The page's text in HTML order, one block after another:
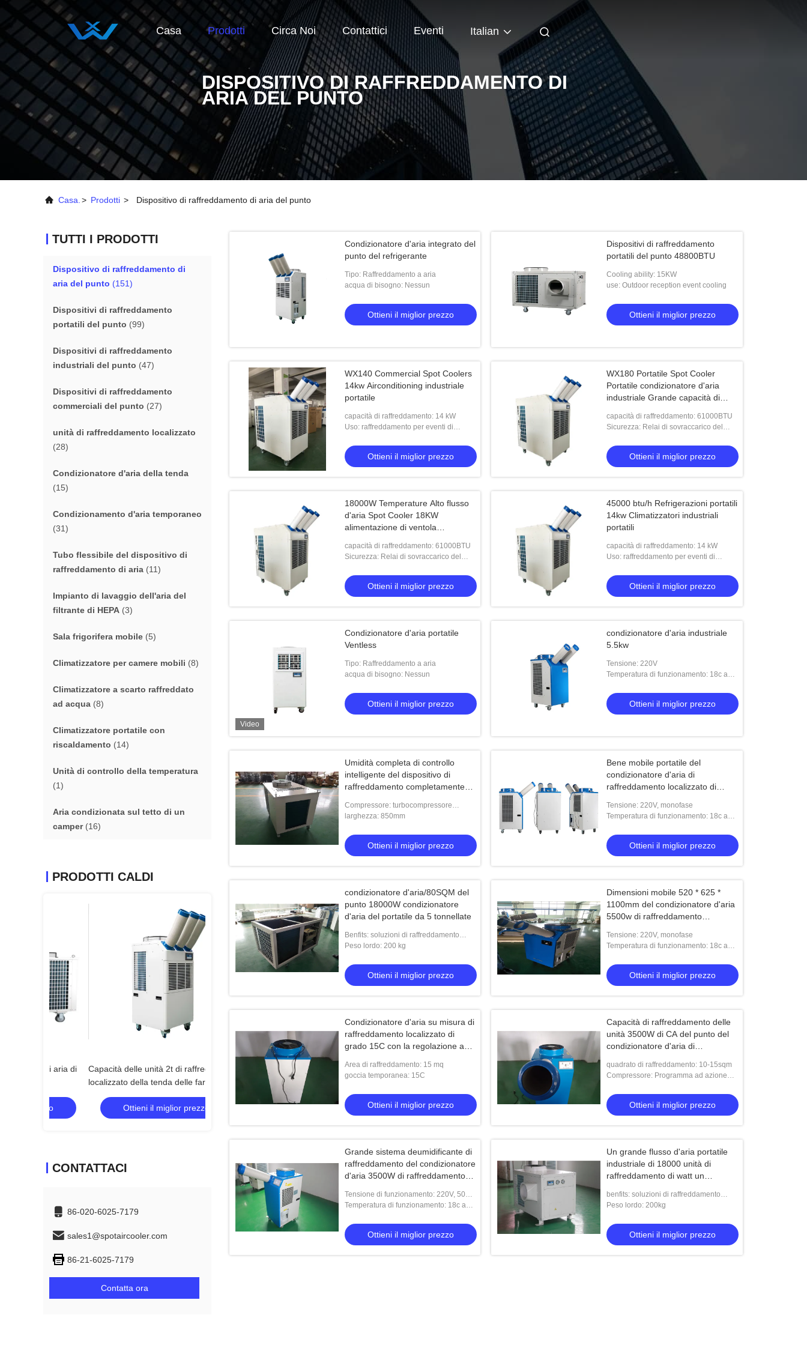
Casa Prodotti Circa Noi Contattici Eventi Italian
DISPOSITIVO DI RAFFREDDAMENTO DI
ARIA DEL PUNTO
Casa. > Prodotti > Dispositivo di raffreddamento di aria del punto
TUTTI I PRODOTTI
Dispositivo di raffreddamento di
aria del punto (151)
Dispositivi di raffreddamento
portatili del punto (99)
Dispositivi di raffreddamento
industriali del punto (47)
Dispositivi di raffreddamento
commerciali del punto (27)
unità di raffreddamento localizzato
(28)
Condizionatore d'aria della tenda
(15)
Condizionamento d'aria temporaneo
(31)
Tubo flessibile del dispositivo di
raffreddamento di aria (11)
Impianto di lavaggio dell'aria del
filtrante di HEPA (3)
Sala frigorifera mobile (5)
Climatizzatore per camere mobili (8)
Climatizzatore a scarto raffreddato
ad acqua (8)
Climatizzatore portatile con
riscaldamento (14)
Unità di controllo della temperatura
(1)
Aria condizionata sul tetto di un
camper(16)
PRODOTTI CALDI
Capacità delle unità 2t di raffreddamento
localizzato della tenda delle farmacie
3800m3/H
Ottieni il miglior prezzo
dispositivo di raffreddamento di aria di
raffreddamento del punto 2.5t
Capacità delle unità 2t di raffreddamento
localizzato della tenda delle farmacie
3800m3/H
Ottieni il miglior prezzo
CONTATTACI
86-020-6025-7179
sales1@spotaircooler.com
86-21-6025-7179
Contatta ora
Condizionatore d'aria integrato del
punto del refrigerante
Tipo: Raffreddamento a aria
acqua di bisogno: Nessun
Ottieni il miglior prezzo
Dispositivi di raffreddamento
portatili del punto 48800BTU
Cooling ability: 15KW
use: Outdoor reception event cooling
Ottieni il miglior prezzo
WX140 Commercial Spot Coolers
14kw Airconditioning industriale
portatile
capacità di raffreddamento: 14 kW
Uso: raffreddamento per eventi di
Ottieni il miglior prezzo
WX180 Portatile Spot Cooler
Portatile condizionatore d'aria
industriale Grande capacità di
capacità di raffreddamento: 61000BTU
Sicurezza: Relai di sovraccarico del
Ottieni il miglior prezzo
18000W Temperature Alto flusso
d'aria Spot Cooler 18KW
alimentazione di ventola
capacità di raffreddamento: 61000BTU
Sicurezza: Relai di sovraccarico del
Ottieni il miglior prezzo
45000 btu/h Refrigerazioni portatili
14kw Climatizzatori industriali
portatili
capacità di raffreddamento: 14 kW
Uso: raffreddamento per eventi di
Ottieni il miglior prezzo
Video
Condizionatore d'aria portatile
Ventless
Tipo: Raffreddamento a aria
acqua di bisogno: Nessun
Ottieni il miglior prezzo
condizionatore d'aria industriale
5.5kw
Tensione: 220V
Temperatura di funzionamento: 18c a
Ottieni il miglior prezzo
Umidità completa di controllo
intelligente del dispositivo di
raffreddamento completamente
regolabile
Compressore: turbocompressore
importato
larghezza: 850mm
Ottieni il miglior prezzo
Bene mobile portatile del
condizionatore d'aria di
raffreddamento localizzato di
Tensione: 220V, monofase
Temperatura di funzionamento: 18c a
Ottieni il miglior prezzo
condizionatore d'aria/80SQM del
punto 18000W condizionatore
d'aria del portatile da 5 tonnellate
Benfits: soluzioni di raffreddamento
temporanee
Peso lordo: 200 kg
Ottieni il miglior prezzo
Dimensioni mobile 520 * 625 *
1100mm del condizionatore d'aria
5500w di raffreddamento
Tensione: 220V, monofase
Temperatura di funzionamento: 18c a
Ottieni il miglior prezzo
Condizionatore d'aria su misura di
raffreddamento localizzato di
grado 15C con la regolazione ad
Area di raffreddamento: 15 mq
goccia temporanea: 15C
Ottieni il miglior prezzo
Capacità di raffreddamento delle
unità 3500W di CA del punto del
condizionatore d'aria di
dispositivi di sicurezza
quadrato di raffreddamento: 10-15sqm
Compressore: Programma ad azione
Ottieni il miglior prezzo
Grande sistema deumidificante di
raffreddamento del condizionatore
d'aria 3500W di raffreddamento
Tensione di funzionamento: 220V, 50HZ,
ha personalizzato
Temperatura di funzionamento: 18c a
Ottieni il miglior prezzo
Un grande flusso d'aria portatile
industriale di 18000 unità di
raffreddamento di watt un
tonnellate
benfits: soluzioni di raffreddamento
temporanee
Peso lordo: 200kg
Ottieni il miglior prezzo